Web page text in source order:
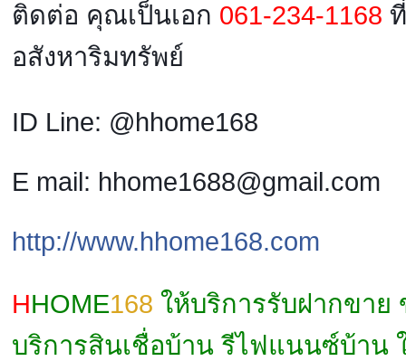
ติดต่อ คุณเป็นเอก 061-234-1168
อสังหาริมทรัพย์
ID Line: @hhome168
E mail: hhome1688@gmail.com
http://www.hhome168.com
HHOME168 ให้บริการรับฝากขาย
บริการสินเชื่อบ้าน รีไฟแนนซ์บ้าน